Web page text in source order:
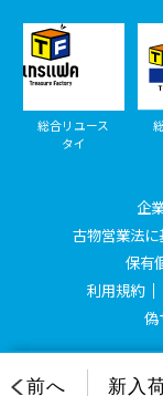
総合リユース
タイ
企
古物営業法
保有
利用規約
偽
©
前へ 新入